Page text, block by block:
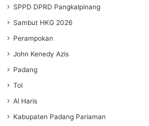
SPPD DPRD Pangkalpinang
Sambut HKG 2026
Perampokan
John Kenedy Azis
Padang
Tol
Al Haris
Kabupaten Padang Pariaman